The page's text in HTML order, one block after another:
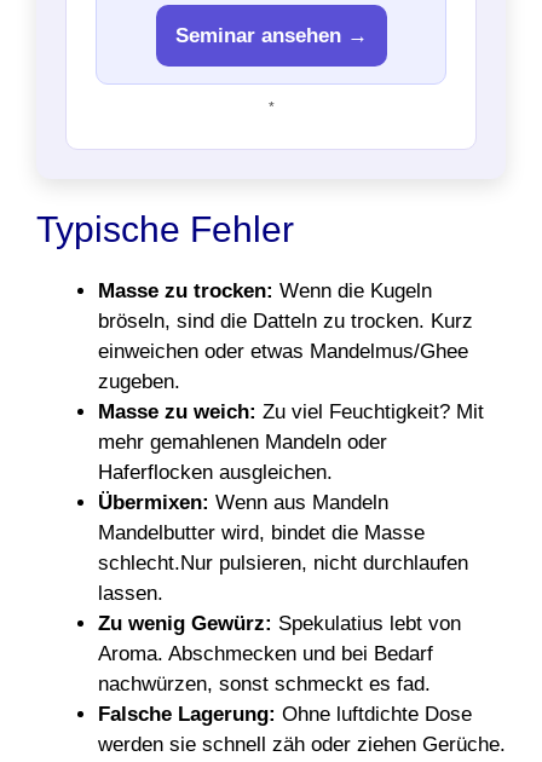
Seminar ansehen →
*
Typische Fehler
Masse zu trocken: Wenn die Kugeln
bröseln, sind die Datteln zu trocken. Kurz
einweichen oder etwas Mandelmus/Ghee
zugeben.
Masse zu weich: Zu viel Feuchtigkeit? Mit
mehr gemahlenen Mandeln oder
Haferflocken ausgleichen.
Übermixen: Wenn aus Mandeln
Mandelbutter wird, bindet die Masse
schlecht.Nur pulsieren, nicht durchlaufen
lassen.
Zu wenig Gewürz: Spekulatius lebt von
Aroma. Abschmecken und bei Bedarf
nachwürzen, sonst schmeckt es fad.
Falsche Lagerung: Ohne luftdichte Dose
werden sie schnell zäh oder ziehen Gerüche.